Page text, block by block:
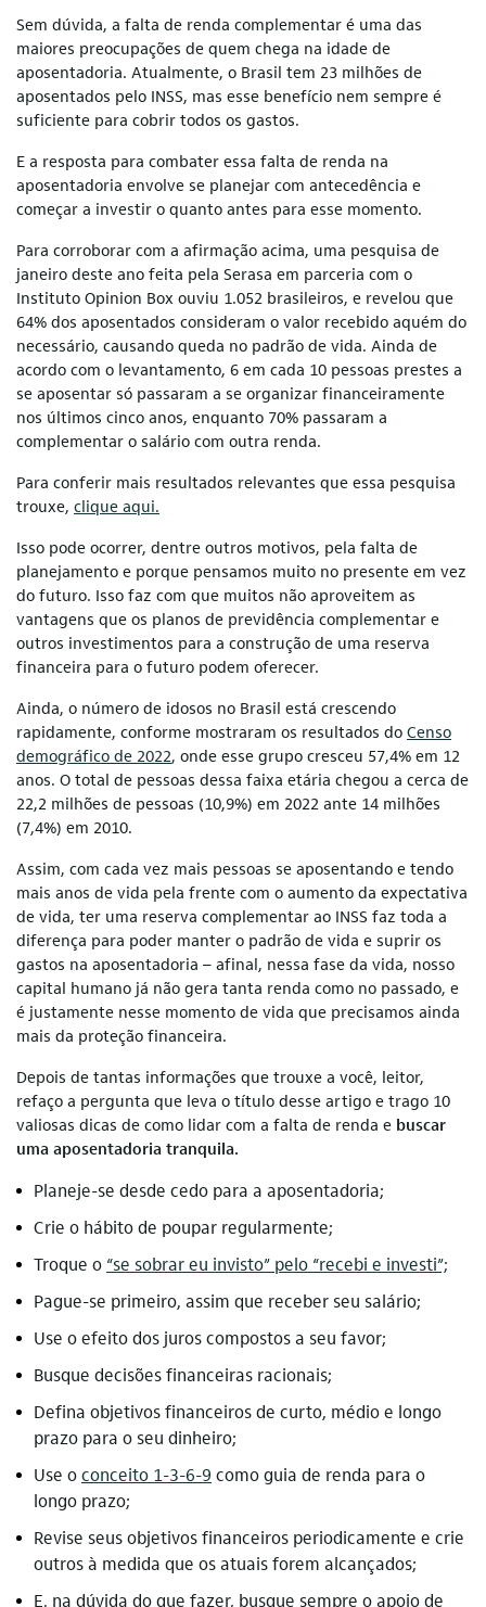
Sem dúvida, a falta de renda complementar é uma das
maiores preocupações de quem chega na idade de
aposentadoria. Atualmente, o Brasil tem 23 milhões de
aposentados pelo INSS, mas esse benefício nem sempre é
suficiente para cobrir todos os gastos.
E a resposta para combater essa falta de renda na
aposentadoria envolve se planejar com antecedência e
começar a investir o quanto antes para esse momento.
Para corroborar com a afirmação acima, uma pesquisa de
janeiro deste ano feita pela Serasa em parceria com o
Instituto Opinion Box ouviu 1.052 brasileiros, e revelou que
64% dos aposentados consideram o valor recebido aquém do
necessário, causando queda no padrão de vida. Ainda de
acordo com o levantamento, 6 em cada 10 pessoas prestes a
se aposentar só passaram a se organizar financeiramente
nos últimos cinco anos, enquanto 70% passaram a
complementar o salário com outra renda.
Para conferir mais resultados relevantes que essa pesquisa
trouxe, clique aqui.
Isso pode ocorrer, dentre outros motivos, pela falta de
planejamento e porque pensamos muito no presente em vez
do futuro. Isso faz com que muitos não aproveitem as
vantagens que os planos de previdência complementar e
outros investimentos para a construção de uma reserva
financeira para o futuro podem oferecer.
Ainda, o número de idosos no Brasil está crescendo
rapidamente, conforme mostraram os resultados do Censo
demográfico de 2022, onde esse grupo cresceu 57,4% em 12
anos. O total de pessoas dessa faixa etária chegou a cerca de
22,2 milhões de pessoas (10,9%) em 2022 ante 14 milhões
(7,4%) em 2010.
Assim, com cada vez mais pessoas se aposentando e tendo
mais anos de vida pela frente com o aumento da expectativa
de vida, ter uma reserva complementar ao INSS faz toda a
diferença para poder manter o padrão de vida e suprir os
gastos na aposentadoria – afinal, nessa fase da vida, nosso
capital humano já não gera tanta renda como no passado, e
é justamente nesse momento de vida que precisamos ainda
mais da proteção financeira.
Depois de tantas informações que trouxe a você, leitor,
refaço a pergunta que leva o título desse artigo e trago 10
valiosas dicas de como lidar com a falta de renda e buscar
uma aposentadoria tranquila.
Planeje-se desde cedo para a aposentadoria;
Crie o hábito de poupar regularmente;
Troque o “se sobrar eu invisto” pelo “recebi e investi”;
Pague-se primeiro, assim que receber seu salário;
Use o efeito dos juros compostos a seu favor;
Busque decisões financeiras racionais;
Defina objetivos financeiros de curto, médio e longo
prazo para o seu dinheiro;
Use oconceito 1-3-6-9 como guia de renda para o
longo prazo;
Revise seus objetivos financeiros periodicamente e crie
outros à medida que os atuais forem alcançados;
E, na dúvida do que fazer, busque sempre o apoio de